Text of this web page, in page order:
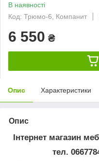
В наявності
Код: Трюмо-6, Компанит
6 550 ₴
Опис Характеристики
Опис
Інтернет магазин
тел.